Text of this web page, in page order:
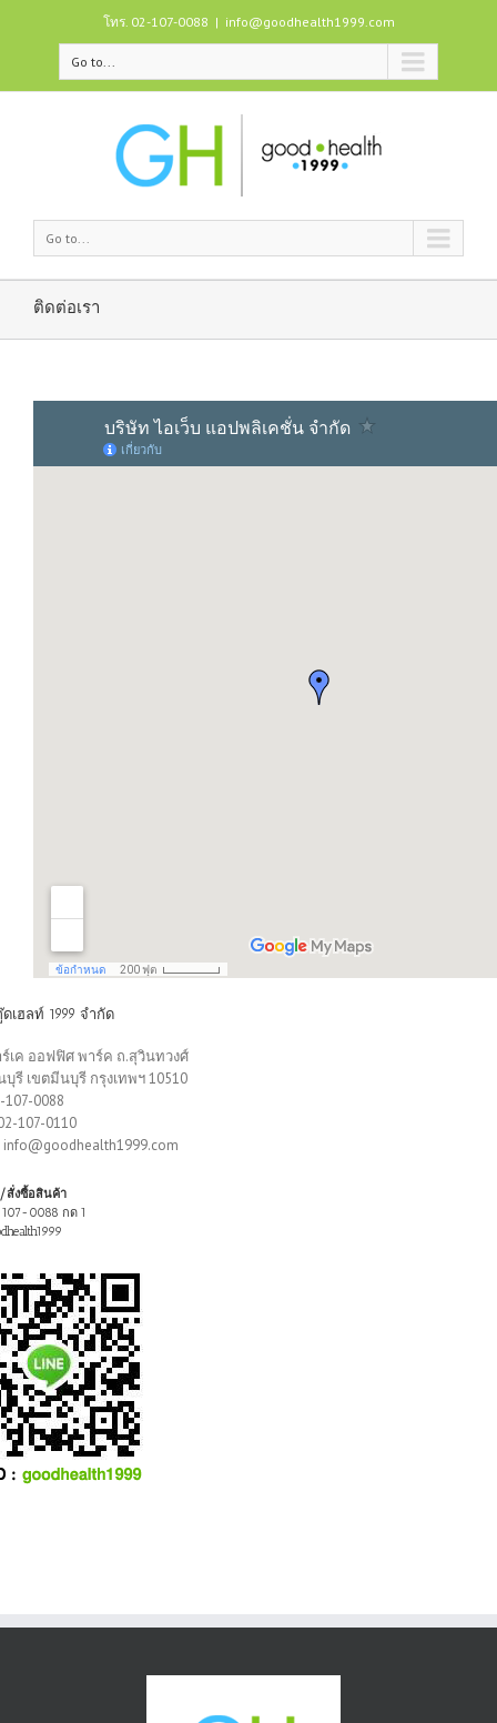
โทร. 02-107-0088 | info@goodhealth1999.com
Go to...
Go to...
ติดต่อเรา
เฮลท์ 1999 จำกัด
เค ออฟฟิศ พาร์ค ถ.สุวินทวงศ์
รี เขตมีนบุรี กรุงเทพฯ 10510
107-0088
107-0110
info@goodhealth1999.com
สั่งซื้อสินค้า
0088 กด 1